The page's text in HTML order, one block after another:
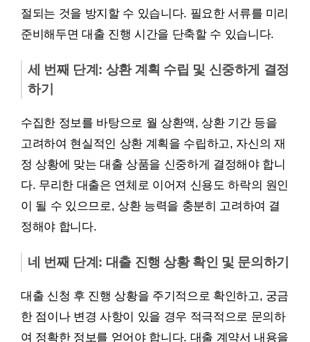
절되는 것을 방지할 수 있습니다. 필요한 서류를 미리
준비해두면 대출 진행 시간을 단축할 수 있습니다.
세 번째 단계: 상환 계획 수립 및 신중하게 결정
하기
수집한 정보를 바탕으로 월 상환액, 상환 기간 등을
고려하여 현실적인 상환 계획을 수립하고, 자신의 재
정 상황에 맞는 대출 상품을 신중하게 결정해야 합니
다. 무리한 대출은 연체로 이어져 신용도 하락의 원인
이 될 수 있으므로, 상환 능력을 충분히 고려하여 결
정해야 합니다.
네 번째 단계: 대출 진행 상황 확인 및 문의하기
대출 신청 후 진행 상황을 주기적으로 확인하고, 궁금
한 점이나 변경 사항이 있을 경우 적극적으로 문의하
여 정확한 정보를 얻어야 합니다. 대출 계약서 내용을